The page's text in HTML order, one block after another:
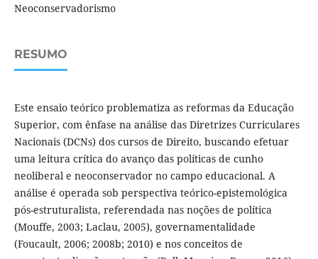
Neoconservadorismo
RESUMO
Este ensaio teórico problematiza as reformas da Educação
Superior, com ênfase na análise das Diretrizes Curriculares
Nacionais (DCNs) dos cursos de Direito, buscando efetuar
uma leitura crítica do avanço das políticas de cunho
neoliberal e neoconservador no campo educacional. A
análise é operada sob perspectiva teórico-epistemológica
pós-estruturalista, referendada nas noções de política
(Mouffe, 2003; Laclau, 2005), governamentalidade
(Foucault, 2006; 2008b; 2010) e nos conceitos de